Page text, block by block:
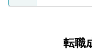
ているすべて
は、個人情報
かがいして、
経験をまじえ
転職